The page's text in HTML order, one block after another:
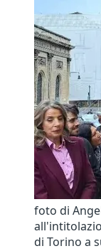
foto di
di Torino a